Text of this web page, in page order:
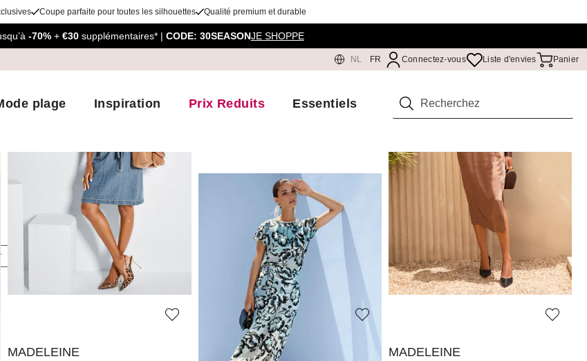
Coupe parfaite pour toutes les silhouettes Qualité premium et durable
-70%+ €30 supplémentaires* | CODE: 30SEASONJE SHOPPE
NL FR Connectez-vous Liste d'envies Panier
plage Inspiration Prix Reduits Essentiels Rechercher
MADELEINE
MADELEINE
MADELEINE